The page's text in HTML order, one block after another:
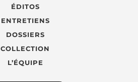
ÉDITOS
ENTRETIENS
DOSSIERS
COLLECTION
L’ÉQUIPE